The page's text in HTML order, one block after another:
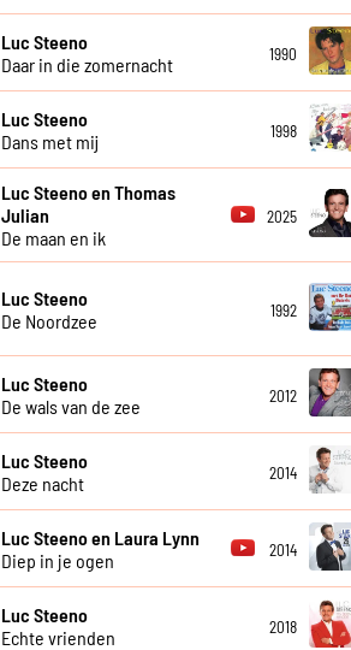
Luc Steeno
Daar in die zomernacht
1990
Luc Steeno
Dans met mij
1998
Luc Steeno en Thomas
Julian
De maan en ik
2025
Luc Steeno
De Noordzee
1992
Luc Steeno
De wals van de zee
2012
Luc Steeno
Deze nacht
2014
Luc Steeno en Laura Lynn
Diep in je ogen
2014
Luc Steeno
Echte vrienden
2018